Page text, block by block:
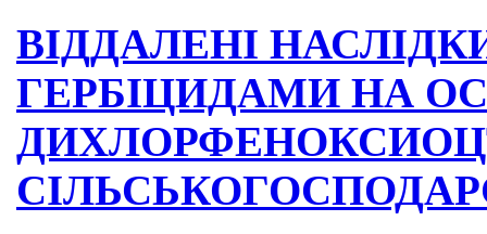
ВІДДАЛЕНІ
ГЕРБІЦИДАМИ НА